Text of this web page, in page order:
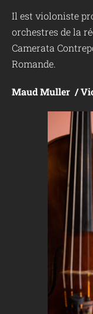
Il est violoniste
orchestres de la
Camerata
Romande.
Maud Muller /